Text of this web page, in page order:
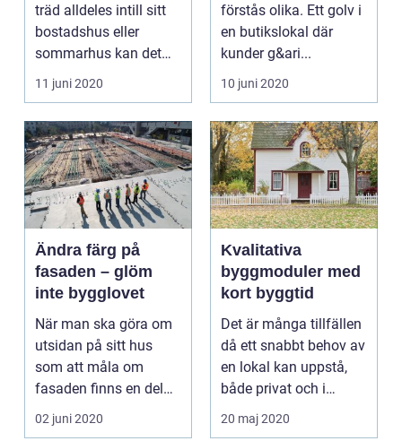
träd alldeles intill sitt
bostadshus eller
sommarhus kan det
många gånger våll...
11 juni 2020
förstås olika. Ett golv i
en butikslokal där
kunder g&ari...
10 juni 2020
Ändra färg på
fasaden – glöm
inte bygglovet
När man ska göra om
utsidan på sitt hus
som att måla om
fasaden finns en del
saker att tänka på.
För...
02 juni 2020
Kvalitativa
byggmoduler med
kort byggtid
Det är många tillfällen
då ett snabbt behov av
en lokal kan uppstå,
både privat och i
företagslivet....
20 maj 2020